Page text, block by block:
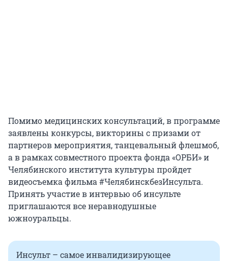
Помимо медицинских консультаций, в программе
заявлены конкурсы, викторины с призами от
партнеров мероприятия, танцевальный флешмоб,
а в рамках совместного проекта фонда «ОРБИ» и
Челябинского института культуры пройдет
видеосъемка фильма #ЧелябинскбезИнсульта.
Принять участие в интервью об инсульте
приглашаются все неравнодушные
южноуральцы.
Инсульт – самое инвалидизирующее